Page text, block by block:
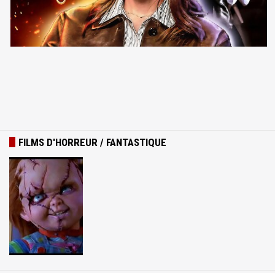
FILMS D'HORREUR / FANTASTIQUE